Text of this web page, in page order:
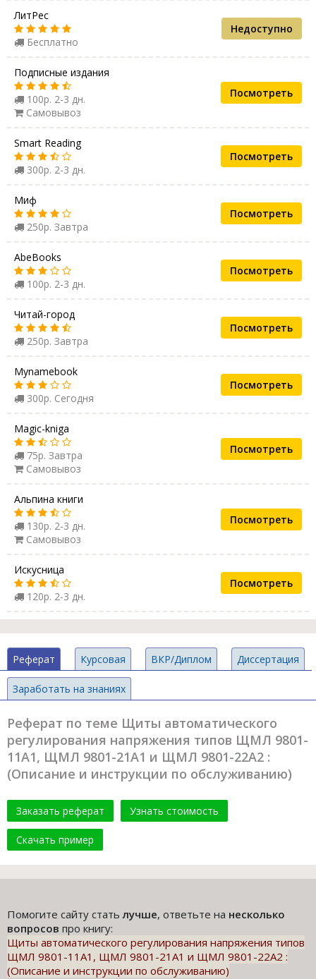
ЛитРес
Бесплатно
Недоступно
Подписные издания
100р. 2-3 дн.
Самовывоз
Посмотреть
Smart Reading
300р. 2-3 дн.
Посмотреть
Миф
250р. Завтра
Посмотреть
AbeBooks
100р. 2-3 дн.
Посмотреть
Читай-город
250р. Завтра
Посмотреть
Mynamebook
300р. Сегодня
Посмотреть
Magic-kniga
75р. Завтра
Самовывоз
Посмотреть
Альпина книги
130р. 2-3 дн.
Самовывоз
Посмотреть
Искусница
120р. 2-3 дн.
Посмотреть
Реферат Курсовая ВКР/Диплом Диссертация
Заработать на знаниях
Реферат по теме Щиты автоматического
регулирования напряжения типов ЩМЛ 9801-
11А1, ЩМЛ 9801-21А1 и ЩМЛ 9801-22А2 :
(Описание и инструкции по обслуживанию)
Заказать реферат Узнать стоимость
Скачать пример
Помогите сайту статьлучше, ответьте на несколько
вопросов про книгу:
Щиты автоматического регулирования напряжения типов
ЩМЛ 9801-11А1, ЩМЛ 9801-21А1 и ЩМЛ 9801-22А2 :
(Описание и инструкции по обслуживанию)